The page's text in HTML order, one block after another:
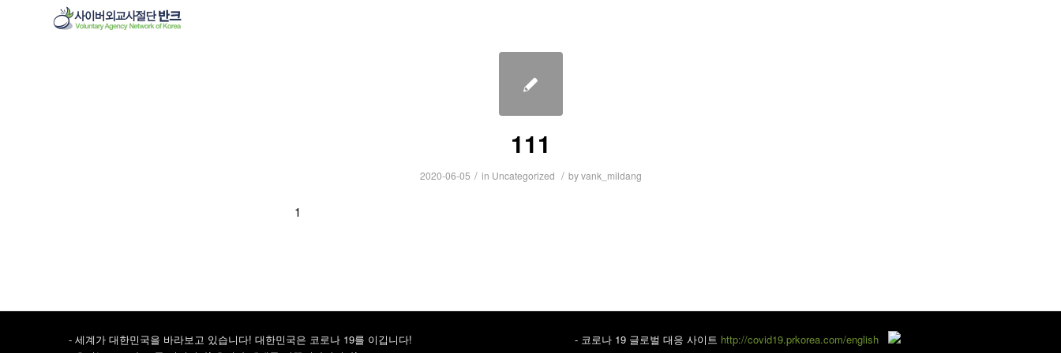
111
2020-06-05 / in Uncategorized / byvank_mildang
1
- 세계가 대한민국을 바라보고 있습니다! 대한민국은 코로나 19를 이깁니다!
- 코로나 19 글로벌 대응 사이트 http://covid19.prkorea.com/english